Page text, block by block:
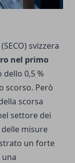
svizzera
nel primo
0,5 %
scorso. Però
scorsa
settore dei
misure
un forte